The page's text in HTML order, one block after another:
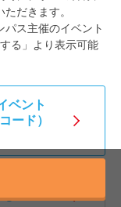
だきます。
パス主催のイベント
る」より表示可能
ベント
ード）
る